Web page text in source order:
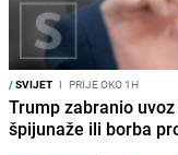
/SVIJET I PRIJE OKO 1H
Trump zabranio
špijunaže ili borba